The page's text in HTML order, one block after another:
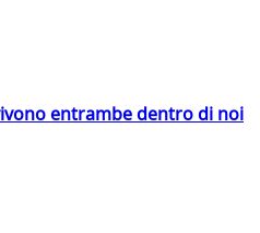
entrambe dentro di noi